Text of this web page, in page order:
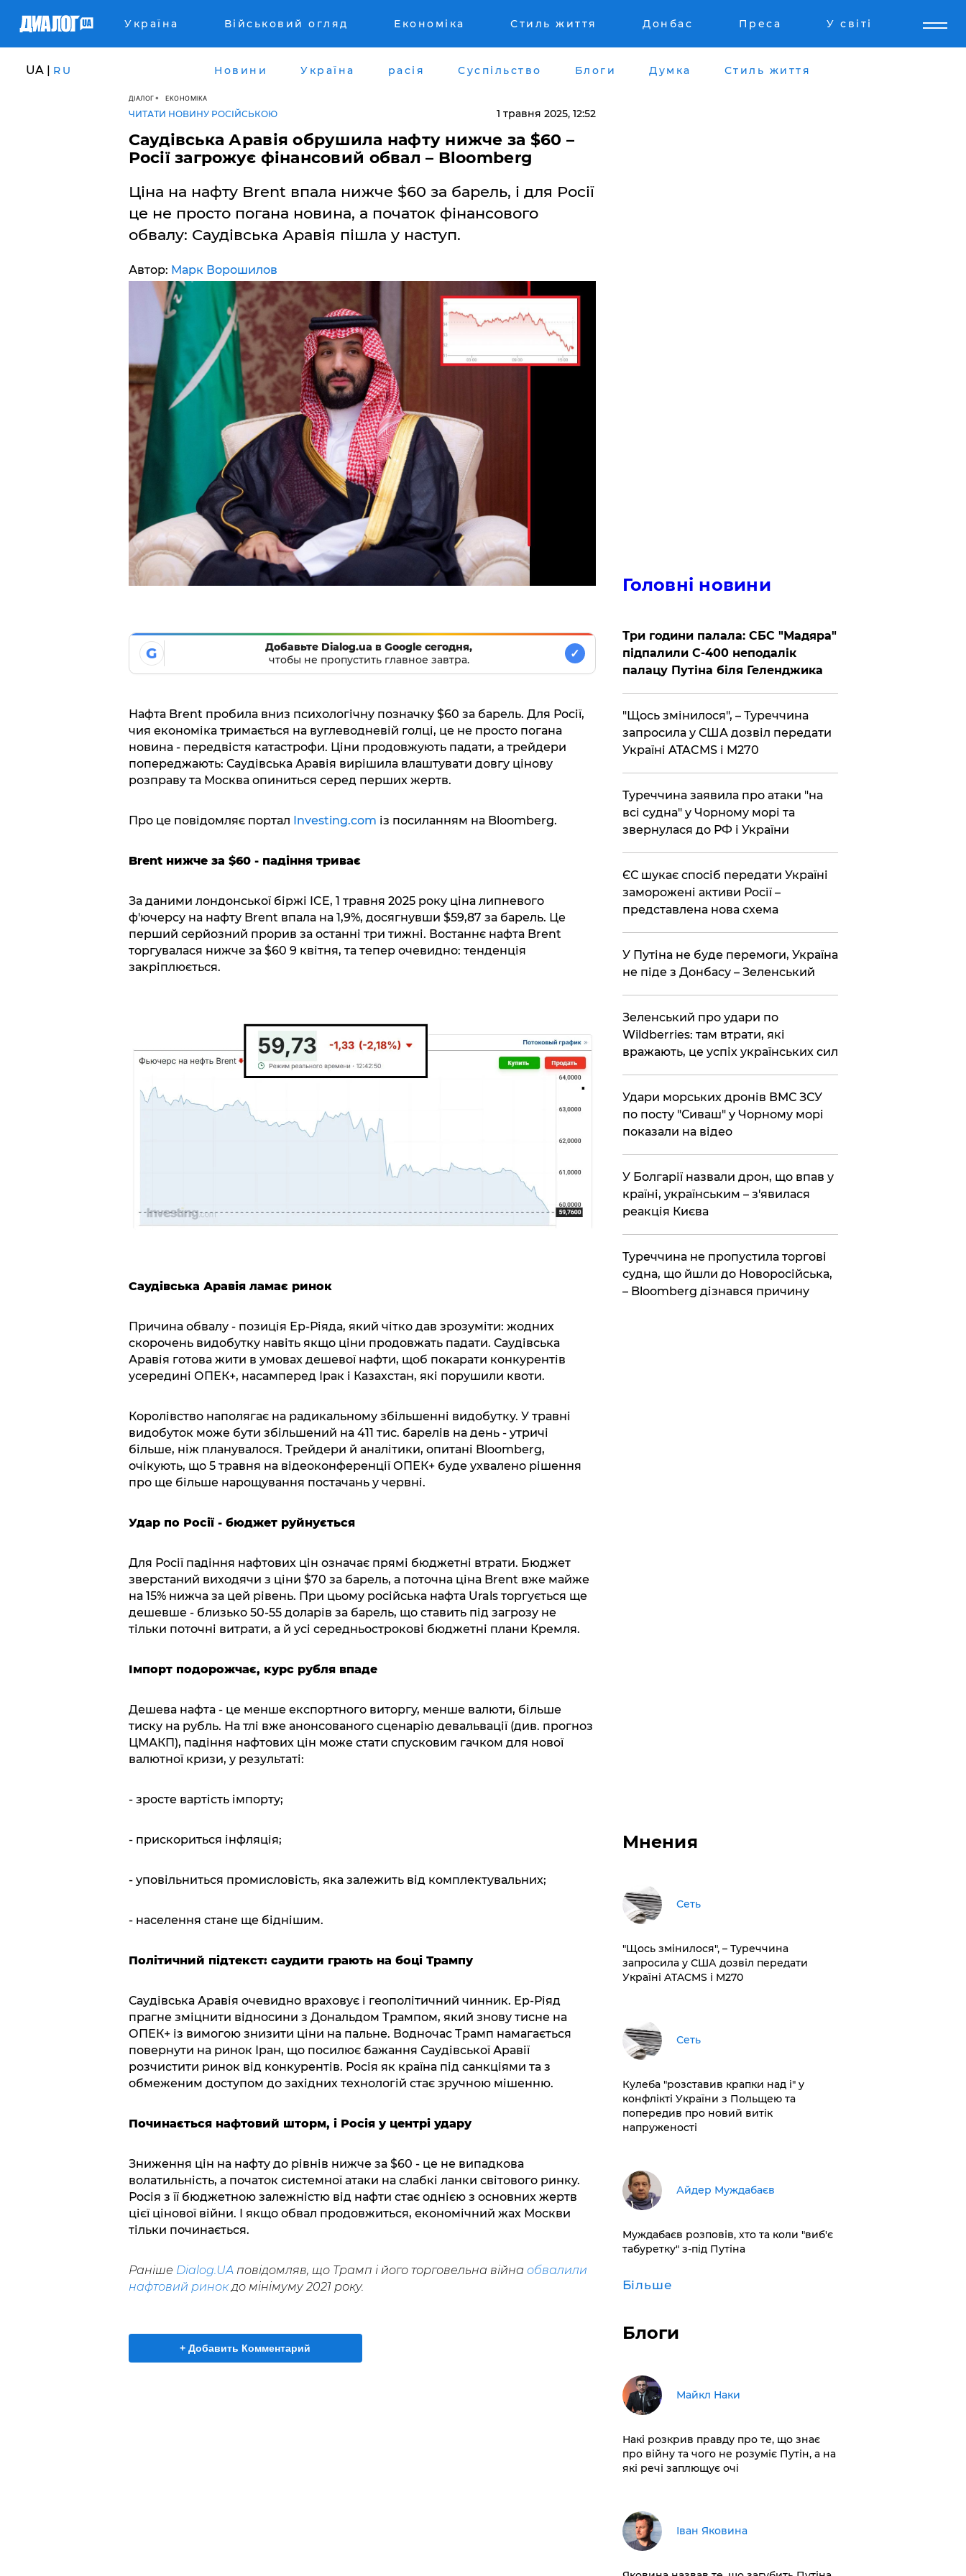
Україна Військовий огляд Економіка Стиль життя Донбас Преса У світі
UA | RU Новини Україна расія Суспільство Блоги Думка Стиль життя
ДІАЛОГ ЕКОНОМІКА
ЧИТАТИ НОВИНУ РОСІЙСЬКОЮ 1 травня 2025, 12:52
Саудівська Аравія обрушила нафту нижче за $60 –
Росії загрожує фінансовий обвал – Bloomberg
Ціна на нафту Brent впала нижче $60 за барель, і для Росії
це не просто погана новина, а початок фінансового
обвалу: Саудівська Аравія пішла у наступ.
Автор: Марк Ворошилов
G
Добавьте Dialog.ua в Google сегодня,
чтобы не пропустить главное завтра.
✓
Нафта Brent пробила вниз психологічну позначку $60 за барель. Для Росії,
чия економіка тримається на вуглеводневій голці, це не просто погана
новина - передвістя катастрофи. Ціни продовжують падати, а трейдери
попереджають: Саудівська Аравія вирішила влаштувати довгу цінову
розправу та Москва опиниться серед перших жертв.
Про це повідомляє портал Investing.com із посиланням на Bloomberg.
Brent нижче за $60 - падіння триває
За даними лондонської біржі ICE, 1 травня 2025 року ціна липневого
ф'ючерсу на нафту Brent впала на 1,9%, досягнувши $59,87 за барель. Це
перший серйозний прорив за останні три тижні. Востаннє нафта Brent
торгувалася нижче за $60 9 квітня, та тепер очевидно: тенденція
закріплюється.
Саудівська Аравія ламає ринок
Причина обвалу - позиція Ер-Ріяда, який чітко дав зрозуміти: жодних
скорочень видобутку навіть якщо ціни продовжать падати. Саудівська
Аравія готова жити в умовах дешевої нафти, щоб покарати конкурентів
усередині ОПЕК+, насамперед Ірак і Казахстан, які порушили квоти.
Королівство наполягає на радикальному збільшенні видобутку. У травні
видобуток може бути збільшений на 411 тис. барелів на день - утричі
більше, ніж планувалося. Трейдери й аналітики, опитані Bloomberg,
очікують, що 5 травня на відеоконференції ОПЕК+ буде ухвалено рішення
про ще більше нарощування постачань у червні.
Удар по Росії - бюджет руйнується
Для Росії падіння нафтових цін означає прямі бюджетні втрати. Бюджет
зверстаний виходячи з ціни $70 за барель, а поточна ціна Brent вже майже
на 15% нижча за цей рівень. При цьому російська нафта Urals торгується ще
дешевше - близько 50-55 доларів за барель, що ставить під загрозу не
тільки поточні витрати, а й усі середньострокові бюджетні плани Кремля.
Імпорт подорожчає, курс рубля впаде
Дешева нафта - це менше експортного виторгу, менше валюти, більше
тиску на рубль. На тлі вже анонсованого сценарію девальвації (див. прогноз
ЦМАКП), падіння нафтових цін може стати спусковим гачком для нової
валютної кризи, у результаті:
- зросте вартість імпорту;
- прискориться інфляція;
- уповільниться промисловість, яка залежить від комплектувальних;
- населення стане ще біднішим.
Політичний підтекст: саудити грають на боці Трампу
Саудівська Аравія очевидно враховує і геополітичний чинник. Ер-Ріяд
прагне зміцнити відносини з Дональдом Трампом, який знову тисне на
ОПЕК+ із вимогою знизити ціни на пальне. Водночас Трамп намагається
повернути на ринок Іран, що посилює бажання Саудівської Аравії
розчистити ринок від конкурентів. Росія як країна під санкціями та з
обмеженим доступом до західних технологій стає зручною мішенню.
Починається нафтовий шторм, і Росія у центрі удару
Зниження цін на нафту до рівнів нижче за $60 - це не випадкова
волатильність, а початок системної атаки на слабкі ланки світового ринку.
Росія з її бюджетною залежністю від нафти стає однією з основних жертв
цієї цінової війни. І якщо обвал продовжиться, економічний жах Москви
тільки починається.
Раніше Dialog.UA повідомляв, що Трамп і його торговельна війна обвалили
нафтовий ринокдо мінімуму 2021 року.
+ Добавить Комментарий
Головні новини
Три години палала: СБС "Мадяра"
підпалили С-400 неподалік
палацу Путіна біля Геленджика
"Щось змінилося", – Туреччина
запросила у США дозвіл передати
Україні ATACMS і M270
Туреччина заявила про атаки "на
всі судна" у Чорному морі та
звернулася до РФ і України
ЄС шукає спосіб передати Україні
заморожені активи Росії –
представлена ​​нова схема
У Путіна не буде перемоги, Україна
не піде з Донбасу – Зеленський
Зеленський про удари по
Wildberries: там втрати, які
вражають, це успіх українських сил
Удари морських дронів ВМС ЗСУ
по посту "Сиваш" у Чорному морі
показали на відео
У Болгарії назвали дрон, що впав у
країні, українським – з'явилася
реакція Києва
Туреччина не пропустила торгові
судна, що йшли до Новоросійська,
– Bloomberg дізнався причину
Мнения
Сеть
"Щось змінилося", – Туреччина
запросила у США дозвіл передати
Україні ATACMS і M270
Сеть
Кулеба "розставив крапки над і" у
конфлікті України з Польщею та
попередив про новий витік
напруженості
Айдер Муждабаєв
Муждабаєв розповів, хто та коли "виб'є
табуретку" з-під Путіна
Більше
Блоги
Майкл Наки
Накі розкрив правду про те, що знає
про війну та чого не розуміє Путін, а на
які речі заплющує очі
Іван Яковина